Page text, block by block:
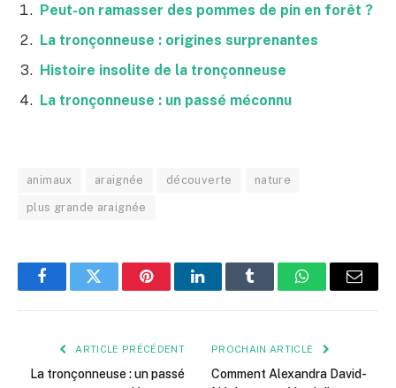
Peut-on ramasser des pommes de pin en forêt ?
La tronçonneuse : origines surprenantes
Histoire insolite de la tronçonneuse
La tronçonneuse : un passé méconnu
animaux araignée découverte nature
plus grande araignée
FacebookTwitter PinterestLinkedInTumblr WhatsApp
E-
ARTICLE PRÉCÉDENT
La tronçonneuse : un passé
PROCHAIN ARTICLE
Comment Alexandra David-